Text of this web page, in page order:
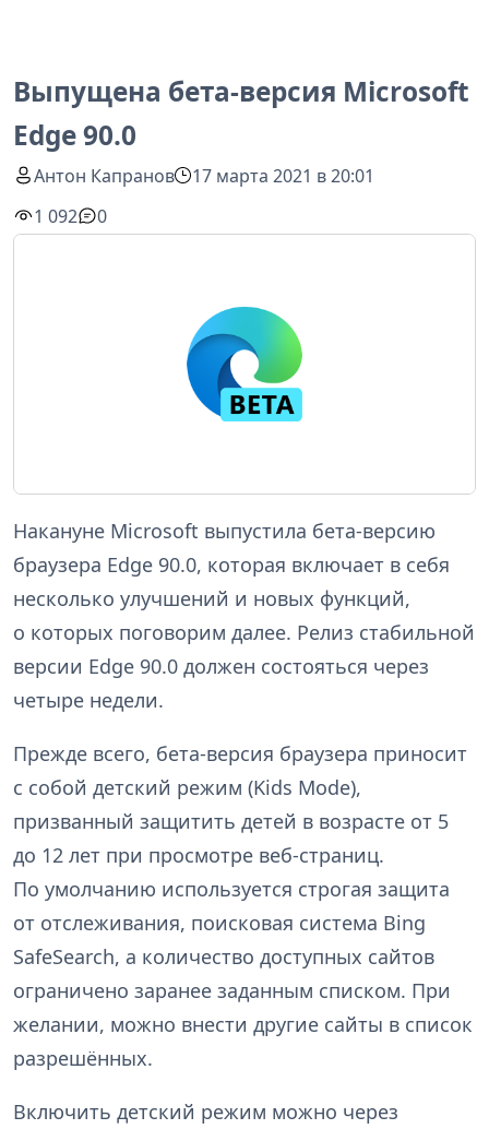
Выпущена бета-версия Microsoft
Edge 90.0
Антон Капранов
17 марта 2021 в 20:01
1 092
0
Накануне Microsoft выпустила бета-версию
браузера Edge 90.0, которая включает в себя
несколько улучшений и новых функций,
о которых поговорим далее. Релиз стабильной
версии Edge 90.0 должен состояться через
четыре недели.
Прежде всего, бета-версия браузера приносит
с собой детский режим (Kids Mode),
призванный защитить детей в возрасте от 5
до 12 лет при просмотре веб-страниц.
По умолчанию используется строгая защита
от отслеживания, поисковая система Bing
SafeSearch, а количество доступных сайтов
ограничено заранее заданным списком. При
желании, можно внести другие сайты в список
разрешённых.
Включить детский режим можно через